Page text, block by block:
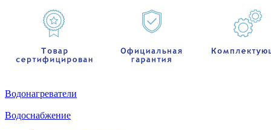
Водонагреватели
Водоснабжение